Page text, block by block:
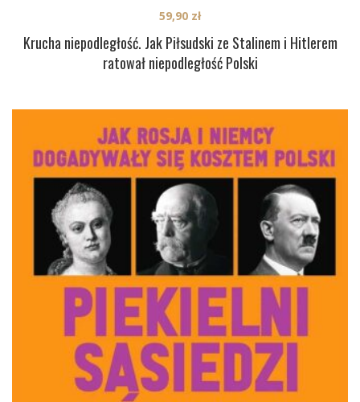
Krucha niepodległość. Jak Piłsudski ze Stalinem i Hitlerem
ratował niepodległość Polski
59,90 zł